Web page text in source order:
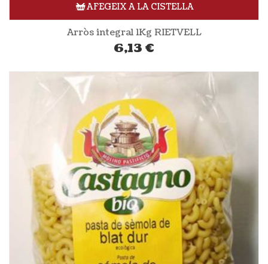
AFEGEIX A LA CISTELLA
Arròs integral 1Kg RIETVELL
6,13 €